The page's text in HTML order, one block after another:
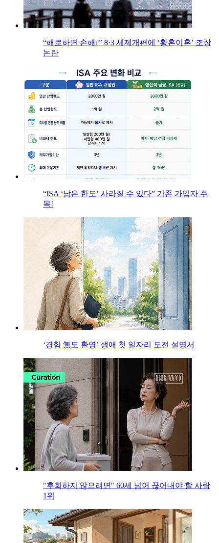
“해로하면 손해?” 8·3 세제개편에 ‘황혼이혼’ 조장
논란
“ISA ‘남은 한도’ 사라질 수 있다” 기존 가입자 주
목!
‘경험 無도 환영’ 생애 첫 일자리 도전 설명서
"후회하지 않으려면" 60세 넘어 끊어내야 할 사람
1위